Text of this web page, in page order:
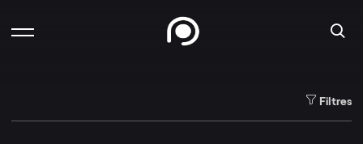
Filtres